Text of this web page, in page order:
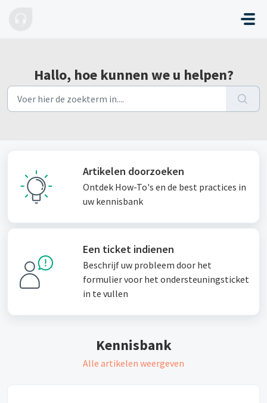
Hallo, hoe kunnen we u helpen?
Artikelen doorzoeken
Ontdek How-To's en de best practices in
uw kennisbank
Een ticket indienen
Beschrijf uw probleem door het
formulier voor het ondersteuningsticket
in te vullen
Kennisbank
Alle artikelen weergeven